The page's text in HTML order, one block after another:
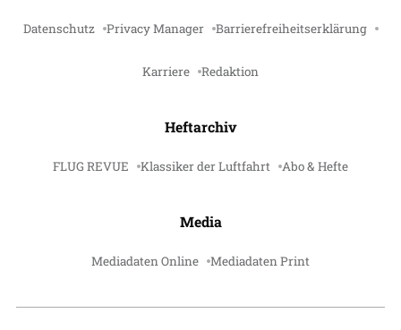
Datenschutz Privacy Manager Barrierefreiheitserklärung
Karriere Redaktion
Heftarchiv
FLUG REVUE Klassiker der Luftfahrt Abo & Hefte
Media
Mediadaten Online Mediadaten Print